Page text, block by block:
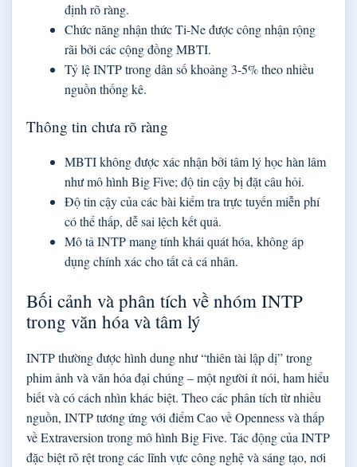
định rõ ràng.
Chức năng nhận thức Ti-Ne được công nhận rộng
rãi bởi các cộng đồng MBTI.
Tỷ lệ INTP trong dân số khoảng 3-5% theo nhiều
nguồn thống kê.
Thông tin chưa rõ ràng
MBTI không được xác nhận bởi tâm lý học hàn lâm
như mô hình Big Five; độ tin cậy bị đặt câu hỏi.
Độ tin cậy của các bài kiểm tra trực tuyến miễn phí
có thể thấp, dễ sai lệch kết quả.
Mô tả INTP mang tính khái quát hóa, không áp
dụng chính xác cho tất cả cá nhân.
Bối cảnh và phân tích về nhóm INTP
trong văn hóa và tâm lý
INTP thường được hình dung như “thiên tài lập dị” trong
phim ảnh và văn hóa đại chúng – một người ít nói, ham hiểu
biết và có cách nhìn khác biệt. Theo các phân tích từ nhiều
nguồn, INTP tương ứng với điểm Cao về Openness và thấp
về Extraversion trong mô hình Big Five. Tác động của INTP
đặc biệt rõ rệt trong các lĩnh vực công nghệ và sáng tạo, nơi